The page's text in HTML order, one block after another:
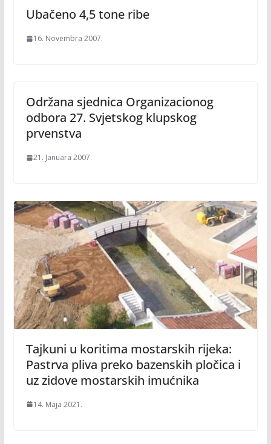
Ubačeno 4,5 tone ribe
16. Novembra 2007.
Održana sjednica Organizacionog
odbora 27. Svjetskog klupskog
prvenstva
21. Januara 2007.
Tajkuni u koritima mostarskih rijeka:
Pastrva pliva preko bazenskih pločica i
uz zidove mostarskih imućnika
14. Maja 2021.